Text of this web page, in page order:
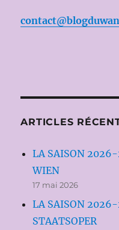
ARTICLES
LA SAISON 2026-
WIEN
17 mai 2026
LA SAISON
STAATSOPER